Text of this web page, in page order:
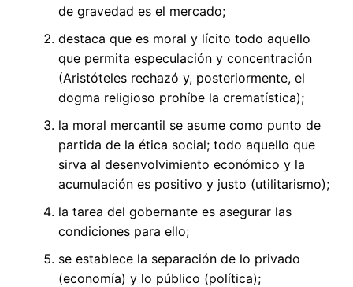
de gravedad es el mercado;
destaca que es moral y lícito todo aquello
que permita especulación y concentración
(Aristóteles rechazó y, posteriormente, el
dogma religioso prohíbe la crematística);
la moral mercantil se asume como punto de
partida de la ética social; todo aquello que
sirva al desenvolvimiento económico y la
acumulación es positivo y justo (utilitarismo);
la tarea del gobernante es asegurar las
condiciones para ello;
se establece la separación de lo privado
(economía) y lo público (política);